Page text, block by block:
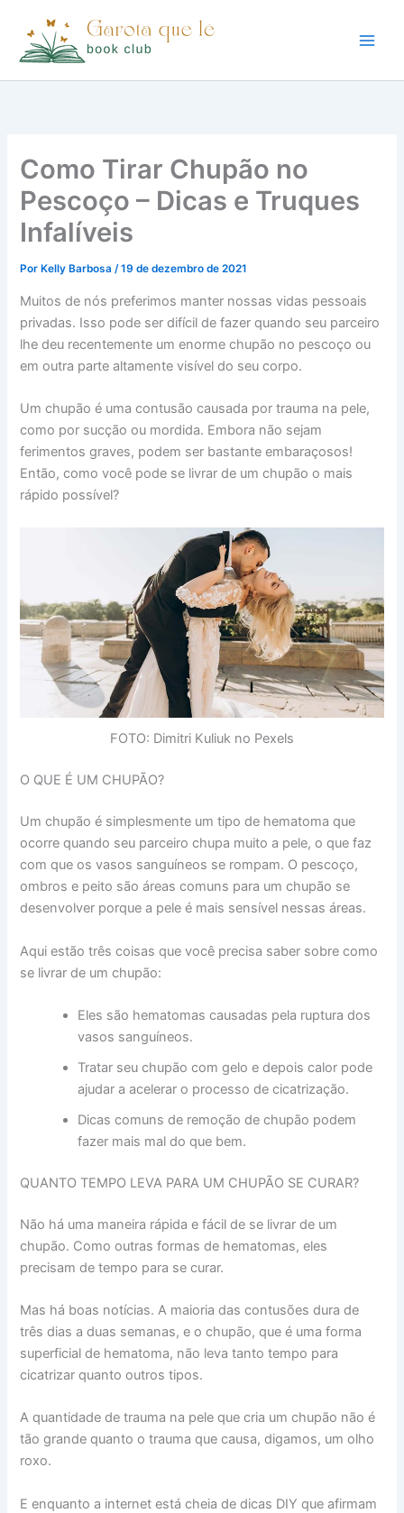
Como Tirar Chupão no
Pescoço – Dicas e Truques
Infalíveis
Por Kelly Barbosa/19 de dezembro de 2021
Muitos de nós preferimos manter nossas vidas pessoais
privadas. Isso pode ser difícil de fazer quando seu parceiro
lhe deu recentemente um enorme chupão no pescoço ou
em outra parte altamente visível do seu corpo.
Um chupão é uma contusão causada por trauma na pele,
como por sucção ou mordida. Embora não sejam
ferimentos graves, podem ser bastante embaraçosos!
Então, como você pode se livrar de um chupão o mais
rápido possível?
FOTO: Dimitri Kuliuk no Pexels
O QUE É UM CHUPÃO?
Um chupão é simplesmente um tipo de hematoma que
ocorre quando seu parceiro chupa muito a pele, o que faz
com que os vasos sanguíneos se rompam. O pescoço,
ombros e peito são áreas comuns para um chupão se
desenvolver porque a pele é mais sensível nessas áreas.
Aqui estão três coisas que você precisa saber sobre como
se livrar de um chupão:
Eles são hematomas causadas pela ruptura dos
vasos sanguíneos.
Tratar seu chupão com gelo e depois calor pode
ajudar a acelerar o processo de cicatrização.
Dicas comuns de remoção de chupão podem
fazer mais mal do que bem.
QUANTO TEMPO LEVA PARA UM CHUPÃO SE CURAR?
Não há uma maneira rápida e fácil de se livrar de um
chupão. Como outras formas de hematomas, eles
precisam de tempo para se curar.
Mas há boas notícias. A maioria das contusões dura de
três dias a duas semanas, e o chupão, que é uma forma
superficial de hematoma, não leva tanto tempo para
cicatrizar quanto outros tipos.
A quantidade de trauma na pele que cria um chupão não é
tão grande quanto o trauma que causa, digamos, um olho
roxo.
E enquanto a internet está cheia de dicas DIY que afirmam